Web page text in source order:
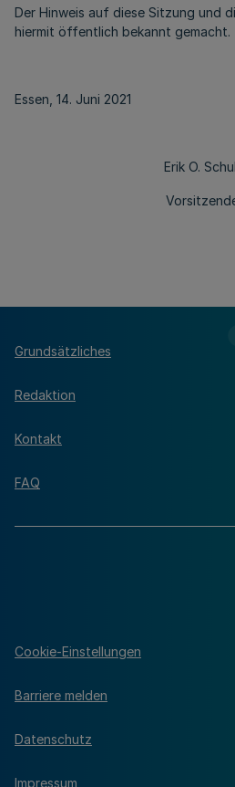
Der Hinweis auf diese Sitzung und
hiermit öffentlich bekannt gemacht.
Essen, 14. Juni 2021
Erik O.
Grundsätzliches
Redaktion
Kontakt
FAQ
Cookie-Einstellungen
Barriere melden
Datenschutz
Impressum